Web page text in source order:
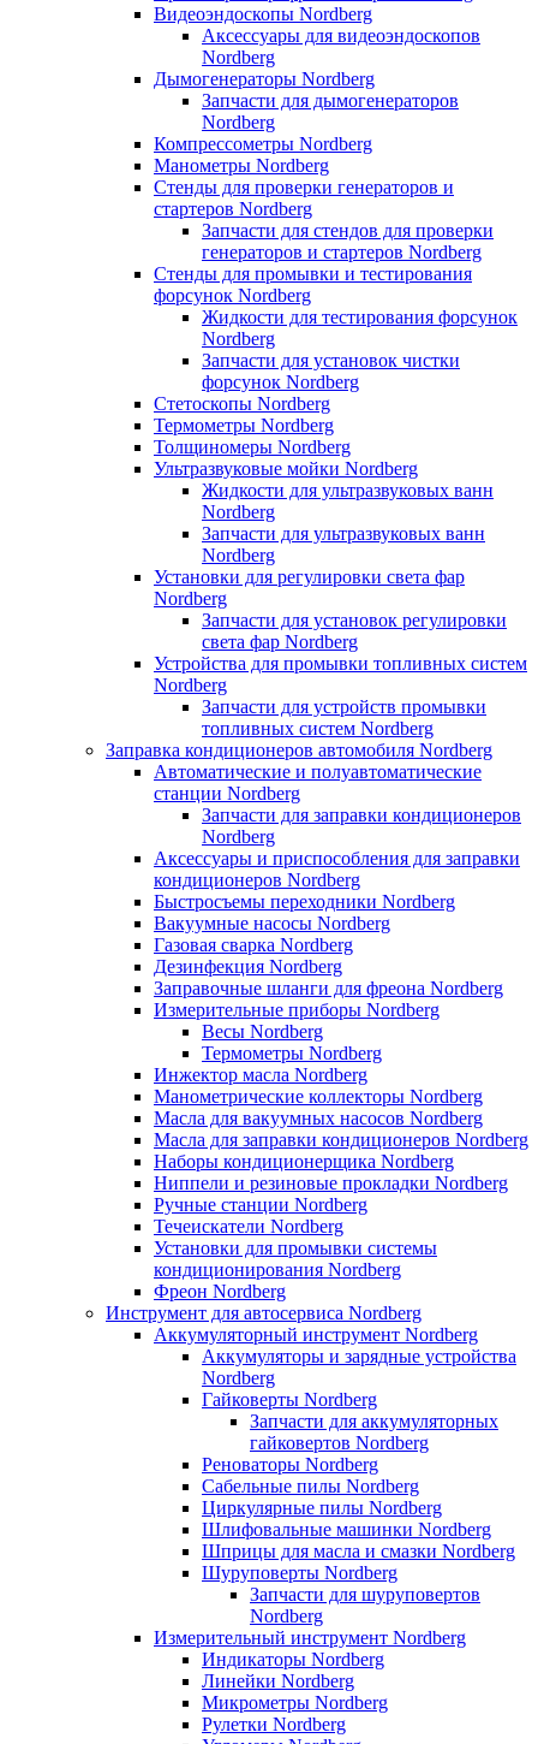
Видеоэндоскопы Nordberg
Аксессуары для видеоэндоскопов
Nordberg
Дымогенераторы Nordberg
Запчасти для дымогенераторов
Nordberg
Компрессометры Nordberg
Манометры Nordberg
Стенды для проверки генераторов и
стартеров Nordberg
Запчасти для стендов для проверки
генераторов и стартеров Nordberg
Стенды для промывки и тестирования
форсунок Nordberg
Жидкости для тестирования форсунок
Nordberg
Запчасти для установок чистки
форсунок Nordberg
Стетоскопы Nordberg
Термометры Nordberg
Толщиномеры Nordberg
Ультразвуковые мойки Nordberg
Жидкости для ультразвуковых ванн
Nordberg
Запчасти для ультразвуковых ванн
Nordberg
Установки для регулировки света фар
Nordberg
Запчасти для установок регулировки
света фар Nordberg
Устройства для промывки топливных систем
Nordberg
Запчасти для устройств промывки
топливных систем Nordberg
Заправка кондиционеров автомобиля Nordberg
Автоматические и полуавтоматические
станции Nordberg
Запчасти для заправки кондиционеров
Nordberg
Аксессуары и приспособления для заправки
кондиционеров Nordberg
Быстросъемы переходники Nordberg
Вакуумные насосы Nordberg
Газовая сварка Nordberg
Дезинфекция Nordberg
Заправочные шланги для фреона Nordberg
Измерительные приборы Nordberg
Весы Nordberg
Термометры Nordberg
Инжектор масла Nordberg
Манометрические коллекторы Nordberg
Масла для вакуумных насосов Nordberg
Масла для заправки кондиционеров Nordberg
Наборы кондиционерщика Nordberg
Ниппели и резиновые прокладки Nordberg
Ручные станции Nordberg
Течеискатели Nordberg
Установки для промывки системы
кондиционирования Nordberg
Фреон Nordberg
Инструмент для автосервиса Nordberg
Аккумуляторный инструмент Nordberg
Аккумуляторы и зарядные устройства
Nordberg
Гайковерты Nordberg
Запчасти для аккумуляторных
гайковертов Nordberg
Реноваторы Nordberg
Сабельные пилы Nordberg
Циркулярные пилы Nordberg
Шлифовальные машинки Nordberg
Шприцы для масла и смазки Nordberg
Шуруповерты Nordberg
Запчасти для шуруповертов
Nordberg
Измерительный инструмент Nordberg
Индикаторы Nordberg
Линейки Nordberg
Микрометры Nordberg
Рулетки Nordberg